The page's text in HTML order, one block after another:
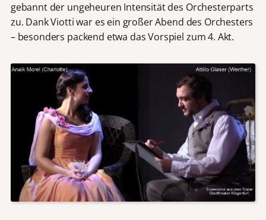
gebannt der ungeheuren Intensität des Orchesterparts
zu. Dank Viotti war es ein großer Abend des Orchesters
– besonders packend etwa das Vorspiel zum 4. Akt.